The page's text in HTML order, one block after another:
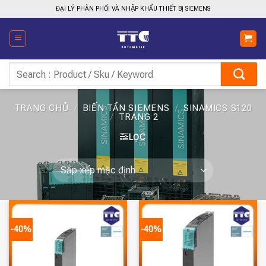
qua
nội
dung
ĐẠI LÝ PHÂN PHỐI VÀ NHẬP KHẨU THIẾT BỊ SIEMENS
kiếm:
TRANG CHỦ / BIẾN TẦN SIEMENS / SINAMICS S120
/ TRANG 2
LỌC
-40% -40%